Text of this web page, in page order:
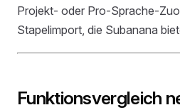
Projekt- oder Pro-Sprache-
Stapelimport, die Subanana
Funktionsvergleich